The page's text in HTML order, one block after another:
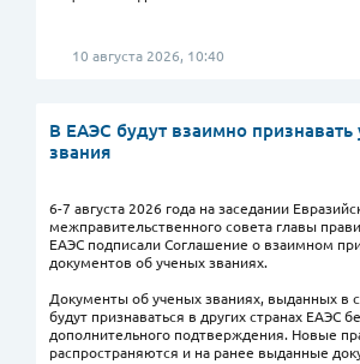
10 августа 2026, 10:40
В ЕАЭС будут взаимно признавать
звания
6-7 августа 2026 года на заседании
межправительственного совета главы
ЕАЭС подписали Соглашение о взаимном
документов об ученых званиях.
Документы об ученых званиях, выданных в
будут признаваться в других странах ЕАЭС
дополнительного подтверждения. Новые
распространяются и на ранее выданные